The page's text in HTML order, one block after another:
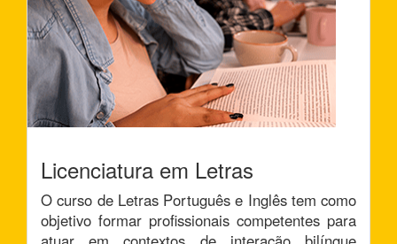
Licenciatura em Letras
O curso de Letras Português e Inglês tem como
objetivo formar profissionais competentes para